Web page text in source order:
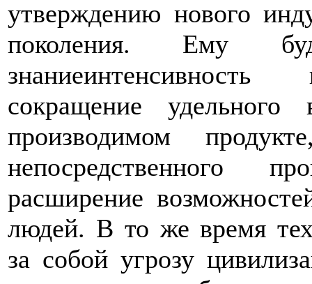
утверждению нового
поколения. Ему
знаниеинтенсивность
сокращение
производимом
непосредственного
расширение
людей. В то же время
за собой угрозу